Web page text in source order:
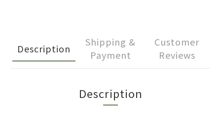
Description
Shipping &
Payment
Customer
Reviews
Description